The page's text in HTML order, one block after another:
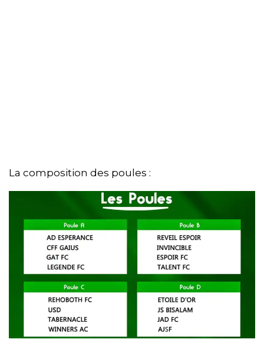
La composition des poules :